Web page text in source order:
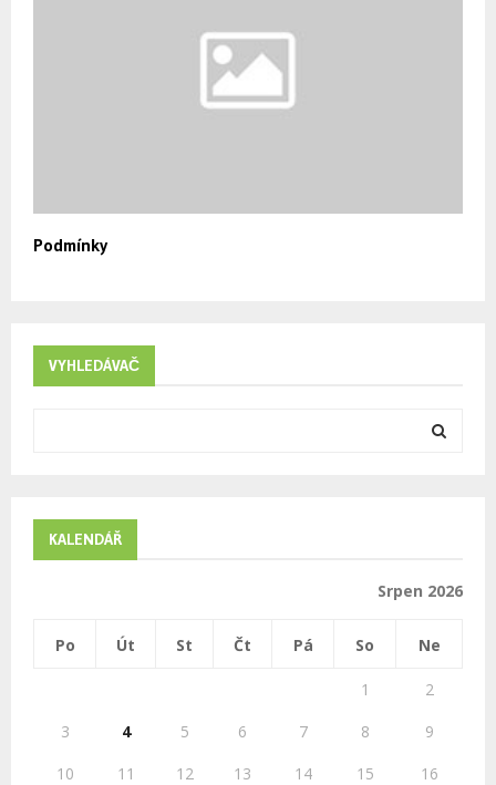
Podmínky
VYHLEDÁVAČ
f
C
H
KALENDÁŘ
Srpen 2026
Po Út St Čt Pá So Ne
1
2
3
4 5 6 7 8
9
10
11 12 13 14 15
16